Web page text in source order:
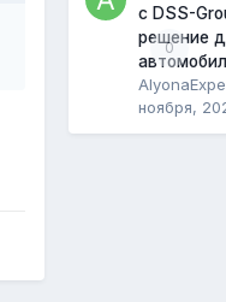
0
с DSS-
решение
ноября,